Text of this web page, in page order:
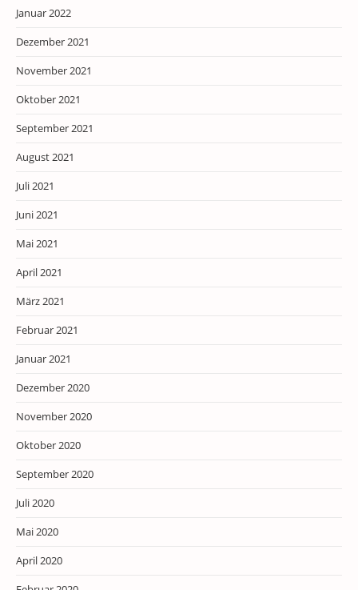
Januar 2022
Dezember 2021
November 2021
Oktober 2021
September 2021
August 2021
Juli 2021
Juni 2021
Mai 2021
April 2021
März 2021
Februar 2021
Januar 2021
Dezember 2020
November 2020
Oktober 2020
September 2020
Juli 2020
Mai 2020
April 2020